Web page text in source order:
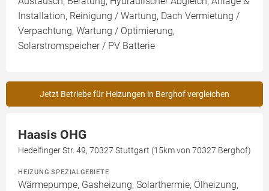
Installation, Reinigung / Wartung, Dach Vermietung /
Verpachtung, Wartung / Optimierung,
Solarstromspeicher / PV Batterie
Jetzt Betriebe für Heizungen in Berghof vergleichen
Haasis OHG
Hedelfinger Str. 49, 70327 Stuttgart (15km von 70327 Berghof)
HEIZUNG SPEZIALGEBIETE
Wärmepumpe, Gasheizung, Solarthermie, Ölheizung,